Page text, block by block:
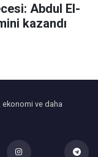
Abdul El-
kazandı
ve daha